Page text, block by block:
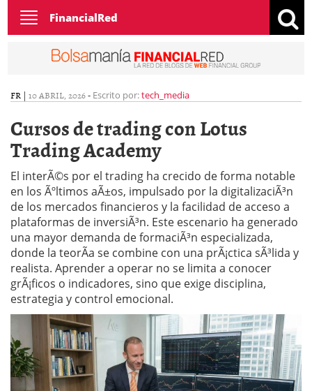
Toggle
navigation
FinancialRed
FR | 10 ABRIL, 2026- Escrito por:tech_media
Cursos de trading con Lotus
Trading Academy
El interÃ©s por el trading ha crecido de forma notable
en los Ãºltimos aÃ±os, impulsado por la digitalizaciÃ³n
de los mercados financieros y la facilidad de acceso a
plataformas de inversiÃ³n. Este escenario ha generado
una mayor demanda de formaciÃ³n especializada,
donde la teorÃ­a se combine con una prÃ¡ctica sÃ³lida y
realista. Aprender a operar no se limita a conocer
grÃ¡ficos o indicadores, sino que exige disciplina,
estrategia y control emocional.